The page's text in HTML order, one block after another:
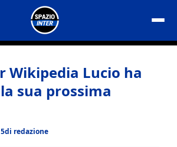
Wikipedia Lucio ha
sua prossima
di redazione